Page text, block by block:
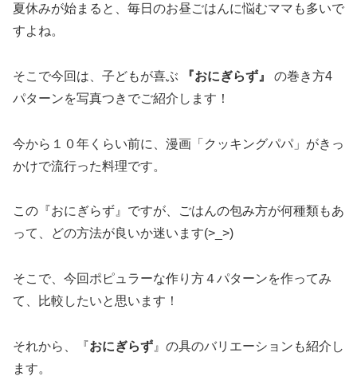
夏休みが始まると、毎日のお昼ごはんに悩むママも多いで
すよね。
そこで今回は、子どもが喜ぶ 『おにぎらず』
の巻き方4
パターンを写真つきでご紹介します！
今から１０年くらい前に、漫画「クッキングパパ」がきっ
かけで流行った料理です。
この『おにぎらず』ですが、ごはんの包み方が何種類もあ
って、どの方法が良いか迷います(>_>)
そこで、今回ポピュラーな作り方４パターンを作ってみ
て、比較したいと思います！
それから、『おにぎらず 』の具のバリエーションも紹介し
ます。